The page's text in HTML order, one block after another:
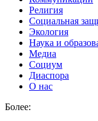
Религия
Социальная
Экология
Наука и
Медиа
Социум
Диаспора
О нас
Более: